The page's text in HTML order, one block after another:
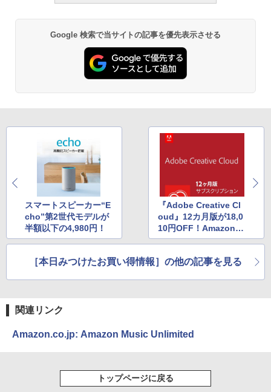
￥10,000
Robloxギフトカード - 800 Robux 【限
定バーチャルアイテムを含む】 【オンラ
インゲームコード】 ロブロックス | オン
Microsoft Office Home & Business 202
4(最新 永続版)|オンラインコード版|Wind
ows11、10/mac対応|PC2台
￥39,582
Robloxギフトカード - 2,000 Robux 【限
定バーチャルアイテムを含む】 【オンラ
インゲームコード】 ロブロックス | オン
インゲームコード】 ロブロックス |オン
ラインコード版
AIイラスト表現辞典: 思い通りの絵を引き
出す プロンプトの言葉 AI画像生成シリー
ズ (はぴーイラストLabo)
ClaudeCode いちばんやさしい 教科書:
非エンジニア 初心者 素人 でも安心 使い
方 マニュアル AI副業にもコンテンツ作成
にもKindle出版にも！ 非エンジニアのた
めのAIコーディング入門シリーズ
￥99
FM TOWNS ハイパー・カタログ: 本体ハ
ードウェア・市販ソフトウェアのパーフ
￥2,326
￥27,980
Amazon Kindle - 目に優しい、かさばら
ない、大きな画面で読みやすい、6週間持
￥19,980
Kindle Paperwhite シグニチャーエディ
ション (32GB) 7インチディスプレイ、明
るさ自動調整、色調調節ライト、12週間
持続バッテリー、広告なし、メタリック
ブラック
￥32,980
Amazon Kindle Colorsoft | 16GBストレ
イ、色調調節ライト、最大8週間持続バッ
11インチカラーディスプレイ、64GBスト
レージ、ノート機能搭載、明るさ自動調
Google 検索で当サイトの記事を優先表示させる
スマートスピーカー“E
cho”第2世代モデルが
半額以下の4,980円！
『Adobe Creative Cl
oud』12カ月版が18,0
10円OFF！Amazon.c
o.jpでアドビ製品のセ
［本日みつけたお買い得情報］の他の記事を見る
関連リンク
Amazon.co.jp: Amazon Music Unlimited
トップページに戻る